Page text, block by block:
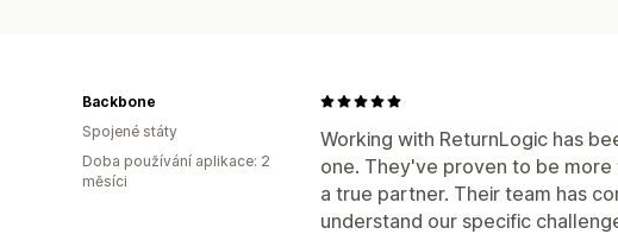
Working with ReturnLogic has
one. They've proven to be
a true partner. Their team has
understand our specific
Backbone
Spojené státy
Doba používání aplikace: 2
měsíci